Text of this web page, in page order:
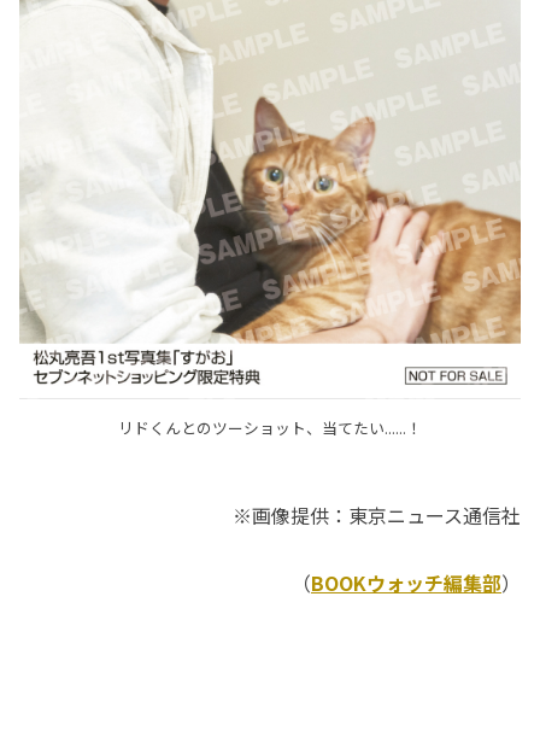
リドくんとのツーショット、当てたい......！
※画像提供：東京ニュース通信社
（BOOKウォッチ編集部）